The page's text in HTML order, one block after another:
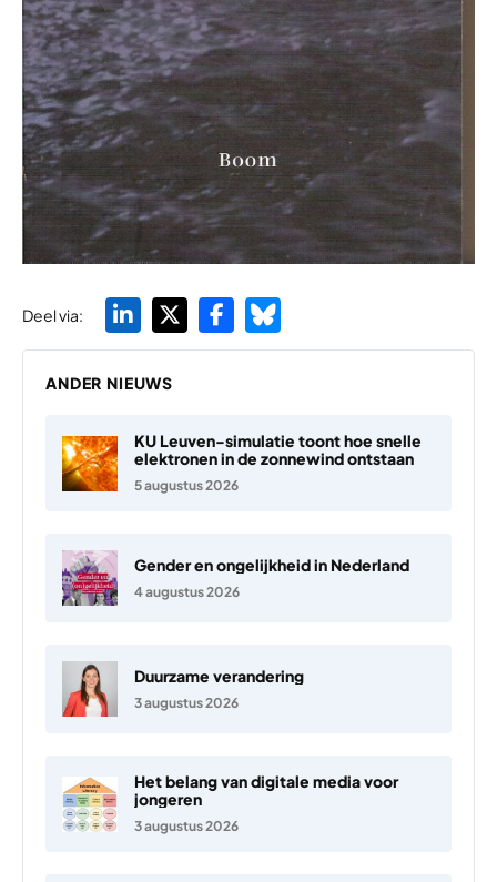
Deel via:
ANDER NIEUWS
KU Leuven-simulatie toont hoe snelle
elektronen in de zonnewind ontstaan
5 augustus 2026
Gender en ongelijkheid in Nederland
4 augustus 2026
Duurzame verandering
3 augustus 2026
Het belang van digitale media voor
jongeren
3 augustus 2026